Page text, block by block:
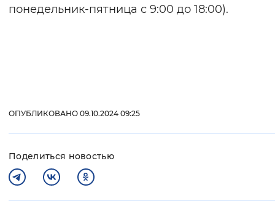
понедельник-пятница с 9:00 до 18:00).
ОПУБЛИКОВАНО 09.10.2024 09:25
Поделиться новостью